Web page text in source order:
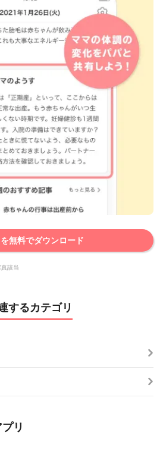
無料でダウンロード
該当
するカテゴリ
リ